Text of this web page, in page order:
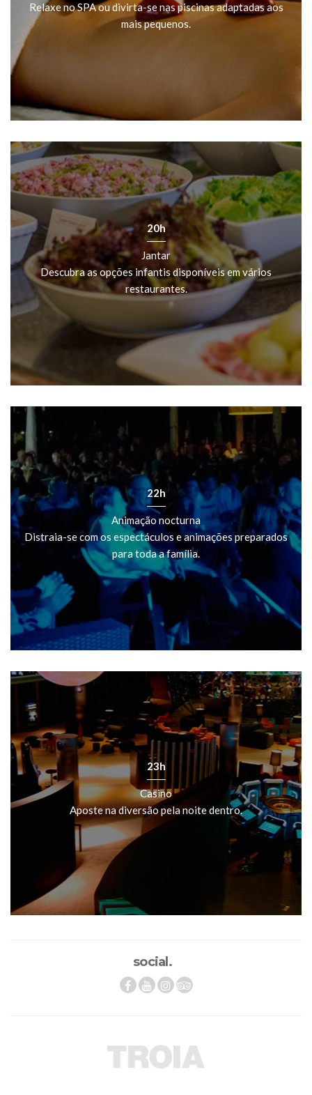
Relaxe no SPA ou divirta-se nas piscinas adaptadas aos
mais pequenos.
20h
Jantar
Descubra as opções infantis disponíveis em vários
restaurantes.
22h
Animação nocturna
Distraia-se com os espectáculos e animações preparados
para toda a família.
23h
Casino
Aposte na diversão pela noite dentro.
social.